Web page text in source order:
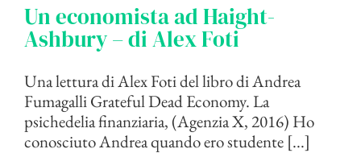
Un economista ad Haight-
Ashbury – di Alex Foti
Una lettura di Alex Foti del libro di Andrea
Fumagalli Grateful Dead Economy. La
psichedelia finanziaria, (Agenzia X, 2016) Ho
conosciuto Andrea quando ero studente [...]